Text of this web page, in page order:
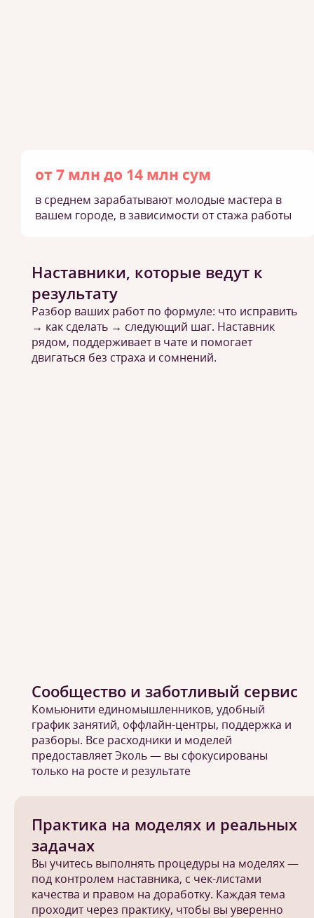
от 7 млн до 14 млн сум
в среднем зарабатывают молодые мастера в
вашем городе, в зависимости от стажа работы
Практика на моделях и реальных
задачах
Вы учитесь выполнять процедуры на моделях —
под контролем наставника, с чек-листами
качества и правом на доработку. Каждая тема
проходит через практику, чтобы вы уверенно
Наставники, которые ведут к
результату
Разбор ваших работ по формуле: что исправить
→ как сделать → следующий шаг. Наставник
рядом, поддерживает в чате и помогает
двигаться без страха и сомнений.
Сообщество и заботливый сервис
Комьюнити единомышленников, удобный
график занятий, оффлайн-центры, поддержка и
разборы. Все расходники и моделей
предоставляет Эколь — вы сфокусированы
только на росте и результате